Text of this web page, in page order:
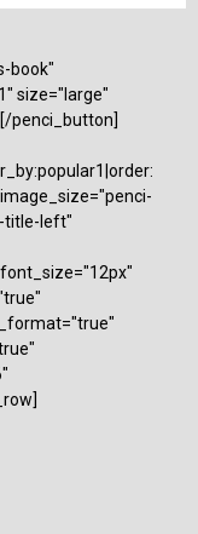
book"
size="large"
penci_button]
title-left"